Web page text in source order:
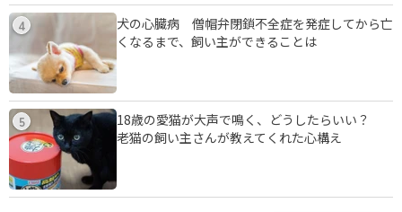
4
犬の心臓病 僧帽弁閉鎖不全症を発症してから亡
くなるまで、飼い主ができることは
5
18歳の愛猫が大声で鳴く、どうしたらいい？
老猫の飼い主さんが教えてくれた心構え